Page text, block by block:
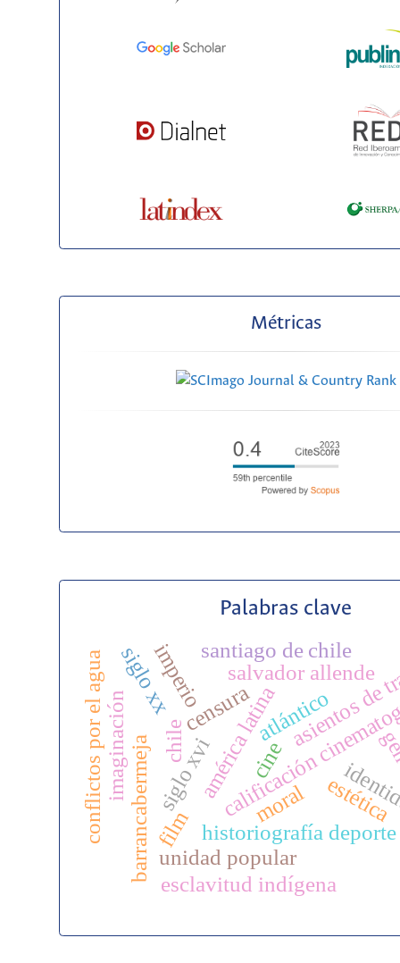
Métricas
Palabras clave
historiografía deporte
américa latina
censuracalificación
cine
film
chile
salvador allende
unidad popular
barrancabermeja
imaginación
moral
asientos
esclavitud indígena
santiago de chile
siglo xvi
conflictos por el aguasiglo xx
estética
imperio
atlántico